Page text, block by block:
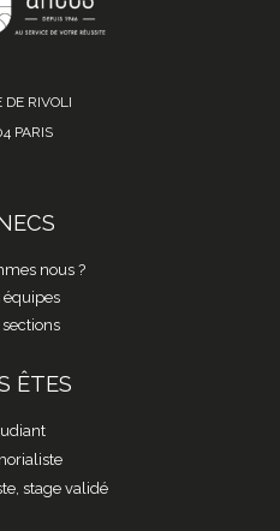
DE RIVOLI
PARIS
nous ?
équipes
sections
ÊTES
stage validé